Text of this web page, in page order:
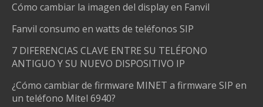
Cómo cambiar la imagen del display en Fanvil
Fanvil consumo en watts de teléfonos SIP
7 DIFERENCIAS CLAVE ENTRE SU TELÉFONO
ANTIGUO Y SU NUEVO DISPOSITIVO IP
¿Cómo cambiar de firmware MINET a firmware SIP en
un teléfono Mitel 6940?